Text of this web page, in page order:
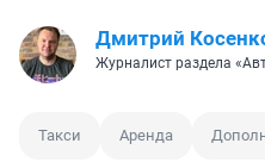
Дмитрий
Журналист раздела
Такси Аренда